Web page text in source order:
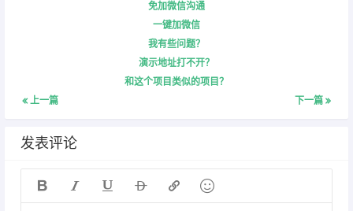
免加微信沟通
一键加微信
我有些问题？
演示地址打不开？
和这个项目类似的项目？
上一篇
下一篇
发表评论
     